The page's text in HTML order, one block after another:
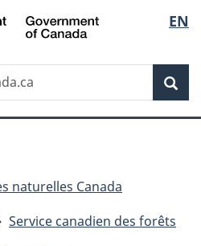
Passer
au
principal
Passer
à
version
simplifiée
de
la
EN
naturelles Canada
Service canadien des forêts